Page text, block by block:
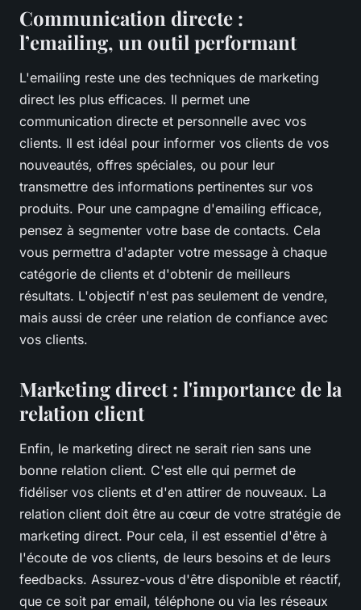
Communication directe :
l’emailing, un outil performant
L'emailing reste une des techniques de marketing
direct les plus efficaces. Il permet une
communication directe et personnelle avec vos
clients. Il est idéal pour informer vos clients de vos
nouveautés, offres spéciales, ou pour leur
transmettre des informations pertinentes sur vos
produits. Pour une campagne d'emailing efficace,
pensez à segmenter votre base de contacts. Cela
vous permettra d'adapter votre message à chaque
catégorie de clients et d'obtenir de meilleurs
résultats. L'objectif n'est pas seulement de vendre,
mais aussi de créer une relation de confiance avec
vos clients.
Marketing direct : l'importance de la
relation client
Enfin, le marketing direct ne serait rien sans une
bonne relation client. C'est elle qui permet de
fidéliser vos clients et d'en attirer de nouveaux. La
relation client doit être au cœur de votre stratégie de
marketing direct. Pour cela, il est essentiel d'être à
l'écoute de vos clients, de leurs besoins et de leurs
feedbacks. Assurez-vous d'être disponible et réactif,
que ce soit par email, téléphone ou via les réseaux